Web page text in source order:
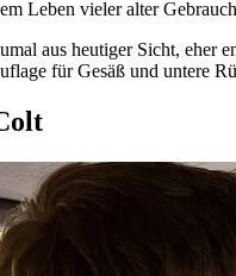
Leben vieler alter
aus heutiger Sicht, eher
für Gesäß und untere